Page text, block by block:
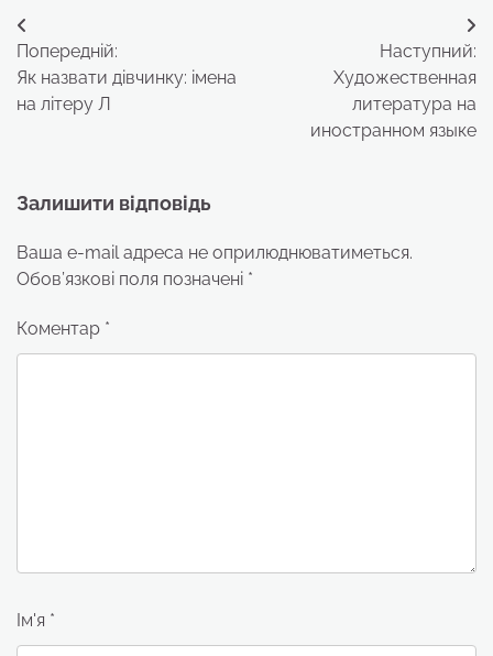
Навігація
записів
Попередній:
Як назвати дівчинку: імена
на літеру Л
Наступний:
Художественная
литература на
иностранном языке
Залишити відповідь
Ваша e-mail адреса не оприлюднюватиметься.
Обов’язкові поля позначені *
Коментар *
Ім'я *